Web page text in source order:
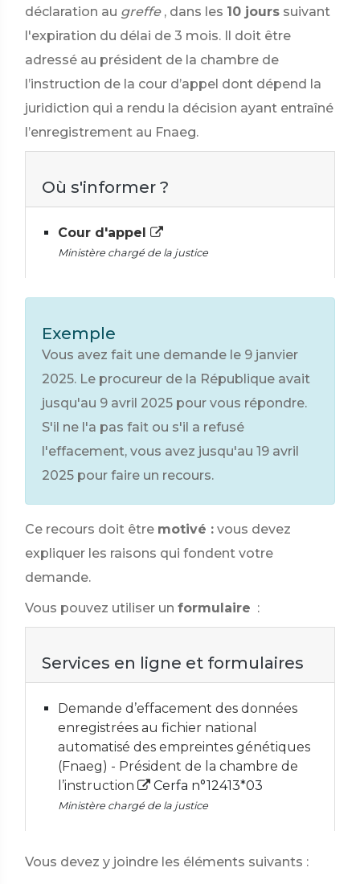
déclaration au greffe , dans les 10 jours suivant
l'expiration du délai de 3 mois. Il doit être
adressé au président de la chambre de
l’instruction de la cour d’appel dont dépend la
juridiction qui a rendu la décision ayant entraîné
l’enregistrement au Fnaeg.
Où s'informer ?
Cour d'appel
Ministère chargé de la justice
Exemple
Vous avez fait une demande le 9 janvier
2025. Le procureur de la République avait
jusqu'au 9 avril 2025 pour vous répondre.
S'il ne l'a pas fait ou s'il a refusé
l'effacement, vous avez jusqu'au 19 avril
2025 pour faire un recours.
Ce recours doit être motivé : vous devez
expliquer les raisons qui fondent votre
demande.
Vous pouvez utiliser un formulaire :
Services en ligne et formulaires
Demande d’effacement des données
enregistrées au fichier national
automatisé des empreintes génétiques
(Fnaeg) - Président de la chambre de
l’instruction
Cerfa n°12413*03
Ministère chargé de la justice
Vous devez y joindre les éléments suivants :